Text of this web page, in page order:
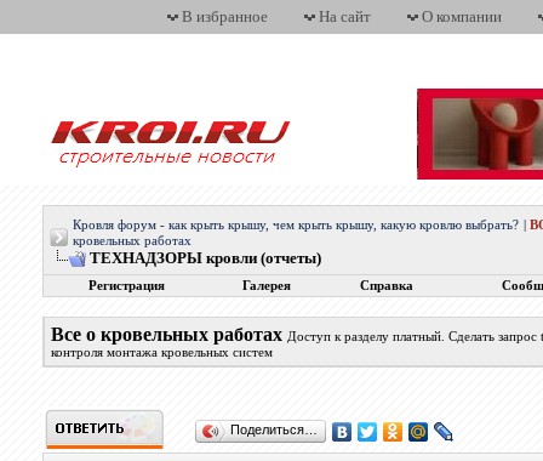
В избранное На сайт О компании
Кровля форум - как крыть крышу, чем крыть крышу, какую кровлю выбрать?
кровельных работах
ТЕХНАДЗОРЫ кровли (отчеты)
Регистрация Галерея Справка
Все о кровельных работах Доступ к разделу платный. Сделать
контроля монтажа кровельных систем
Поделиться…